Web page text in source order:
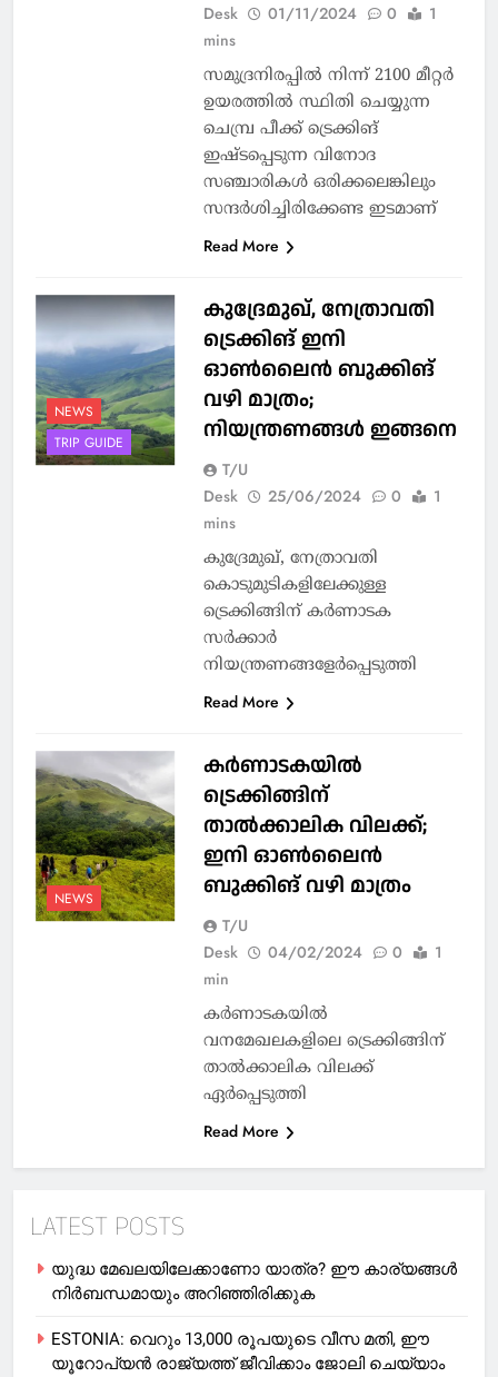
Desk
01/11/2024 0
1
mins
സമുദ്രനിരപ്പിൽ നിന്ന് 2100 മീറ്റര്‍
ഉയരത്തിൽ സ്ഥിതി ചെയ്യുന്ന
ചെമ്പ്ര പീക്ക് ട്രെക്കിങ്
ഇഷ്ടപ്പെടുന്ന വിനോദ
സഞ്ചാരികൾ ഒരിക്കലെങ്കിലും
സന്ദർശിച്ചിരിക്കേണ്ട ഇടമാണ്
Read More
NEWS
TRIP GUIDE
കുദ്രേമുഖ്, നേത്രാവതി
ട്രെക്കിങ് ഇനി
ഓണ്‍ലൈന്‍ ബുക്കിങ്
വഴി മാത്രം;
നിയന്ത്രണങ്ങള്‍ ഇങ്ങനെ
T/U
Desk
25/06/2024 0
1
mins
കുദ്രേമുഖ്, നേത്രാവതി
കൊടുമുടികളിലേക്കുള്ള
ട്രെക്കിങ്ങിന് കര്‍ണാടക
സര്‍ക്കാര്‍
നിയന്ത്രണങ്ങളേര്‍പ്പെടുത്തി
Read More
NEWS
കര്‍ണാടകയില്‍
ട്രെക്കിങ്ങിന്
താല്‍ക്കാലിക വിലക്ക്;
ഇനി ഓണ്‍ലൈന്‍
ബുക്കിങ് വഴി മാത്രം
T/U
Desk
04/02/2024 0
1
min
കര്‍ണാടകയിൽ
വനമേഖലകളിലെ ട്രെക്കിങ്ങിന്
താൽക്കാലിക വിലക്ക്
ഏർപ്പെടുത്തി
Read More
LATEST POSTS
യുദ്ധ മേഖലയിലേക്കാണോ യാത്ര? ഈ കാര്യങ്ങള്‍
നിര്‍ബന്ധമായും അറിഞ്ഞിരിക്കുക
ESTONIA: വെറും 13,000 രൂപയുടെ വീസ മതി, ഈ
യൂറോപ്യന്‍ രാജ്യത്ത് ജീവിക്കാം ജോലി ചെയ്യാം